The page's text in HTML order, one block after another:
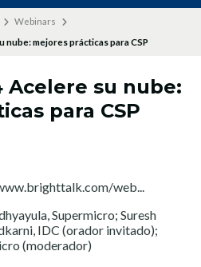
Webinars
nube: mejores prácticas para CSP
Acelere su nube:
para CSP
web...
Supermicro; Suresh
IDC (orador invitado);
(moderador)